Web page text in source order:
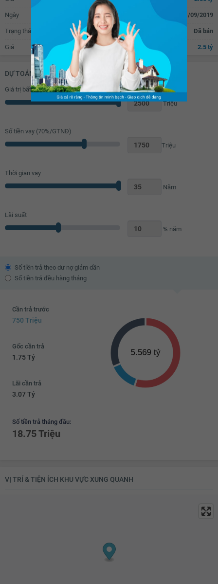
Ngày 11/09/2019
Trạng thái Đã bán
Giá 2.5 tỷ
DỰ TOÁN KHOẢN VAY (ĐƠN VỊ: VNĐ)
Giá trị bất động sản
Triệu
Số tiền vay (70%/GTNĐ)
Triệu
Thời gian vay
Năm
Lãi suất
% năm
Số tiền trả theo dư nợ giảm dần
Số tiền trả đều hàng tháng
Cần trả trước
750 Triệu
Gốc cần trả
1.75 Tỷ
Lãi cần trả
3.07 Tỷ
Số tiền trả tháng đầu:
18.75 Triệu
VỊ TRÍ & TIỆN ÍCH KHU VỰC XUNG QUANH